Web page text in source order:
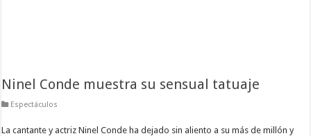
Ninel Conde muestra su sensual tatuaje
Espectáculos
La cantante y actriz Ninel Conde ha dejado sin aliento a su más de millón y